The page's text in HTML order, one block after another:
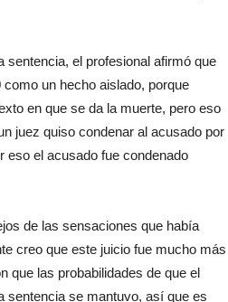
sentencia, el profesional afirmó que
un hecho aislado, porque
en que se da la muerte, pero eso
juez quiso condenar al acusado por
eso el acusado fue condenado
de las sensaciones que había
creo que este juicio fue mucho más
que las probabilidades de que el
sentencia se mantuvo, así que es